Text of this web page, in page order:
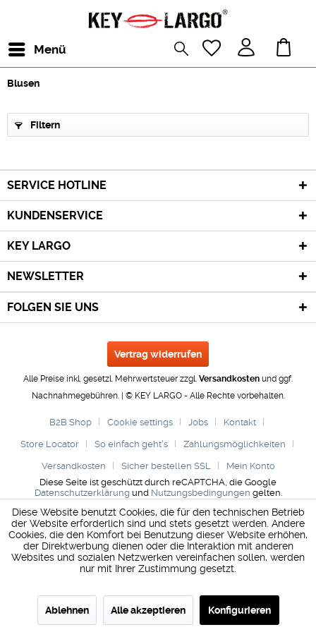
Menü
Blusen
Filtern
SERVICE HOTLINE
KUNDENSERVICE
KEY LARGO
NEWSLETTER
FOLGEN SIE UNS
Vertrag widerrufen
Alle Preise inkl. gesetzl. Mehrwertsteuer zzgl. Versandkosten und ggf.
Nachnahmegebühren. | © KEY LARGO - Alle Rechte vorbehalten.
B2B Shop Cookie settings Jobs Kontakt
Store Locator So einfach geht's Zahlungsmöglichkeiten
Versandkosten Sicher bestellen SSL
Mein Konto
Diese Seite ist geschützt durch reCAPTCHA, die Google
Datenschutzerklärung und Nutzungsbedingungen gelten.
Diese Website benutzt Cookies, die für den technischen Betrieb
der Website erforderlich sind und stets gesetzt werden. Andere
Cookies, die den Komfort bei Benutzung dieser Website erhöhen,
der Direktwerbung dienen oder die Interaktion mit anderen
Websites und sozialen Netzwerken vereinfachen sollen, werden
nur mit Ihrer Zustimmung gesetzt.
Ablehnen Alle akzeptieren Konfigurieren